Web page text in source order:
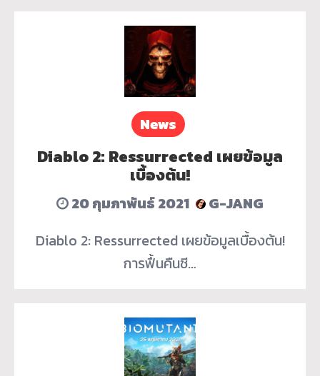
News
Diablo 2: Ressurrected เผยข้อมูล
เบื้องต้น!
20 กุมภาพันธ์ 2021
G-JANG
Diablo 2: Ressurrected เผยข้อมูลเบื้องต้น!
การฟื้นคืนชี…